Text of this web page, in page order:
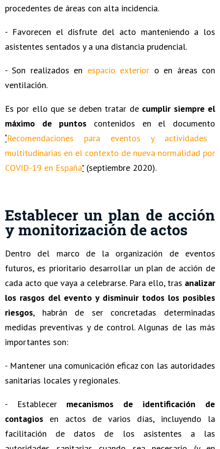
procedentes de áreas con alta incidencia.
- Favorecen el disfrute del acto manteniendo a los
asistentes sentados y a una distancia prudencial.
- Son realizados en espacio exterior o en áreas con
ventilación.
Es por ello que se deben tratar de cumplir siempre el
máximo de puntos contenidos en el documento
‘Recomendaciones para eventos y actividades
multitudinarias en el contexto de nueva normalidad por
COVID-19 en España’ (septiembre 2020).
Establecer un plan de acción
y monitorización de actos
Dentro del marco de la organización de eventos
futuros, es prioritario desarrollar un plan de acción de
cada acto que vaya a celebrarse. Para ello, tras analizar
los rasgos del evento y disminuir todos los posibles
riesgos, habrán de ser concretadas determinadas
medidas preventivas y de control. Algunas de las más
importantes son:
- Mantener una comunicación eficaz con las autoridades
sanitarias locales y regionales.
- Establecer mecanismos de identificación de
contagios en actos de varios días, incluyendo la
facilitación de datos de los asistentes a las